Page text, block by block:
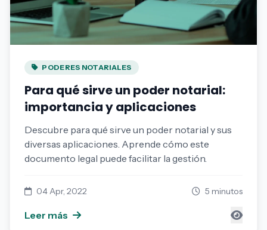
PODERES NOTARIALES
Para qué sirve un poder notarial:
importancia y aplicaciones
Descubre para qué sirve un poder notarial y sus
diversas aplicaciones. Aprende cómo este
documento legal puede facilitar la gestión.
04 Apr, 2022 5 minutos
Leer más